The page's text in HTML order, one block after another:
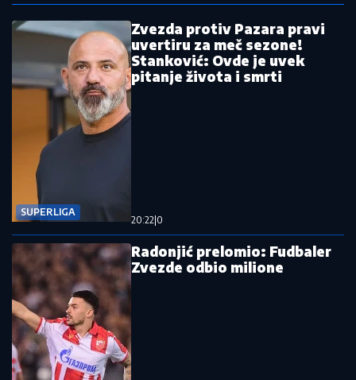
SUPERLIGA
Zvezda protiv Pazara pravi
uvertiru za meč sezone!
Stanković: Ovde je uvek
pitanje života i smrti
20:22 0
Radonjić prelomio: Fudbaler
Zvezde odbio milione